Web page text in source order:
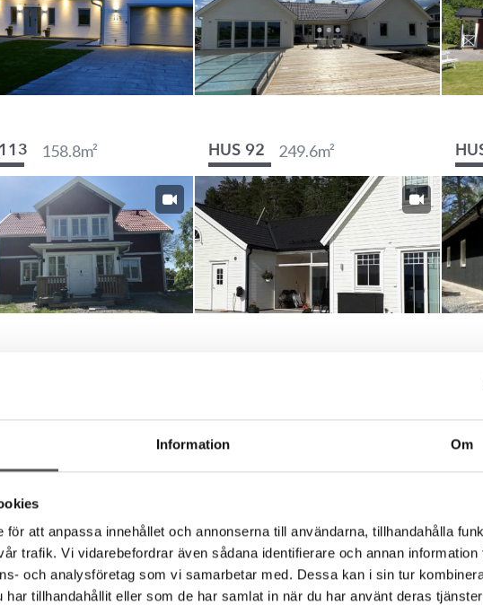
Information Om
för att anpassa innehållet och annonserna till användarna, tillhandahålla
trafik. Vi vidarebefordrar även sådana identifierare och annan information
och analysföretag som vi samarbetar med. Dessa kan i sin tur
har tillhandahållit eller som de har samlat in när du har använt deras
158.8m² HUS 92 249.6m²
177.8 m² HUS 76 221.5 m²